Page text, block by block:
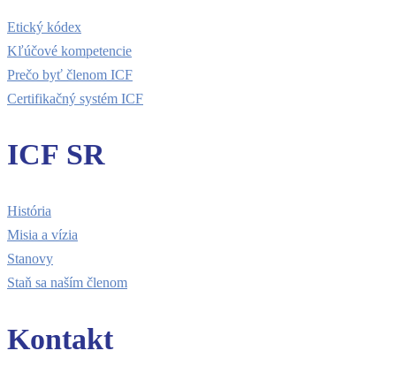
Etický kódex
Kľúčové kompetencie
Prečo byť členom ICF
Certifikačný systém ICF
ICF SR
História
Misia a vízia
Stanovy
Staň sa naším členom
Kontakt